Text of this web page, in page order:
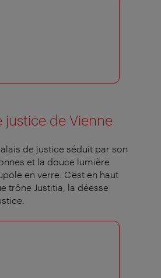
justice de Vienne
de justice séduit par son
et la douce lumière
en verre. C’est en haut
trône Justitia, la déesse